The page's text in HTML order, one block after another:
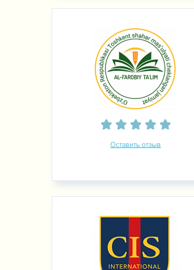
Оставить отзыв